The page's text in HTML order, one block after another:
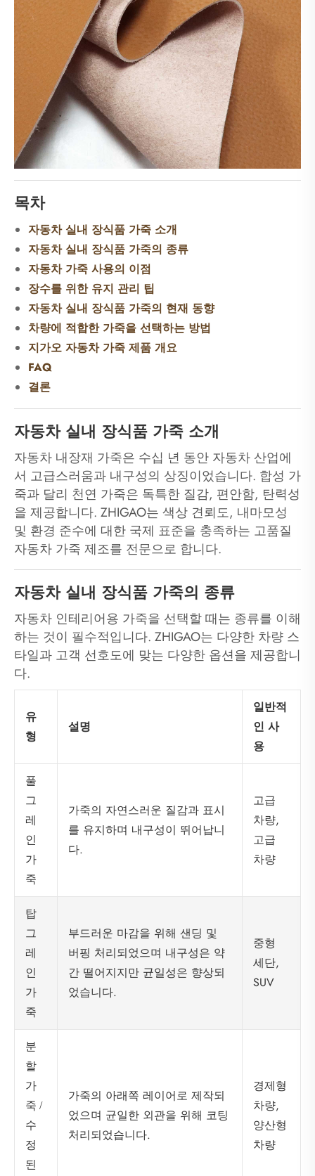
목차
자동차 실내 장식품 가죽 소개
자동차 실내 장식품 가죽의 종류
자동차 가죽 사용의 이점
장수를 위한 유지 관리 팁
자동차 실내 장식품 가죽의 현재 동향
차량에 적합한 가죽을 선택하는 방법
지가오 자동차 가죽 제품 개요
FAQ
결론
자동차 실내 장식품 가죽 소개
자동차 내장재 가죽은 수십 년 동안 자동차 산업에
서 고급스러움과 내구성의 상징이었습니다. 합성 가
죽과 달리 천연 가죽은 독특한 질감, 편안함, 탄력성
을 제공합니다. ZHIGAO는 색상 견뢰도, 내마모성
및 환경 준수에 대한 국제 표준을 충족하는 고품질
자동차 가죽 제조를 전문으로 합니다.
자동차 실내 장식품 가죽의 종류
자동차 인테리어용 가죽을 선택할 때는 종류를 이해
하는 것이 필수적입니다. ZHIGAO는 다양한 차량 스
타일과 고객 선호도에 맞는 다양한 옵션을 제공합니
다.
유
형
설명
일반적
인 사
용
풀
그
레
인
가
죽
가죽의 자연스러운 질감과 표시
를 유지하며 내구성이 뛰어납니
다.
고급
차량,
고급
차량
탑
그
레
인
가
죽
부드러운 마감을 위해 샌딩 및
버핑 처리되었으며 내구성은 약
간 떨어지지만 균일성은 향상되
었습니다.
중형
세단,
SUV
분
할
가
죽 /
수
정
된
가죽의 아래쪽 레이어로 제작되
었으며 균일한 외관을 위해 코팅
처리되었습니다.
경제형
차량,
양산형
차량